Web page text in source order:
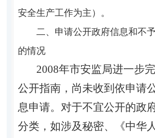
安全生产工作为主）。
二、申请公开政府信息和不
的情况
2008年市安监局进一步
公开指南，尚未收到依申请
息申请。对于不宜公开的政
分类，如涉及秘密、《中华